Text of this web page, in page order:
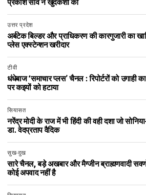
प्रकाश साव ने खुदकशी की
उत्तर प्रदेश
अर्बटेक बिल्डर और प्राधिकरण की कारगुजारी का
प्लेस एक्स्टेन्शन खरीदार
टीवी
धंधेबाज ‘समाचार प्लस’ चैनल : रिपोर्टरों को उगाही
पर कइयों को हटाया
सियासत
नरेंद्र मोदी के राज में भी हिंदी की वही दशा जो
डा. वेदप्रताप वैदिक
सुख-दुख
सारे चैनल, बड़े अखबार और मैग्जीन ब्राह्मणवादी
कोई अपवाद नहीं है